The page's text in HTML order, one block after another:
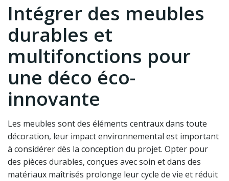
Intégrer des meubles
durables et
multifonctions pour
une déco éco-
innovante
Les meubles sont des éléments centraux dans toute
décoration, leur impact environnemental est important
à considérer dès la conception du projet. Opter pour
des pièces durables, conçues avec soin et dans des
matériaux maîtrisés prolonge leur cycle de vie et réduit